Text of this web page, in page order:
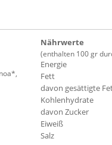
Nährwerte
(enthalten 100 gr
Energie
Fett
davon gesättigte
Kohlenhydrate
davon Zucker
Eiweiß
Salz